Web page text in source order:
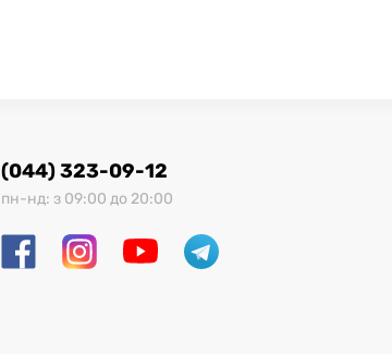
(044) 323-09-12
пн-нд: з 09:00 до 20:00